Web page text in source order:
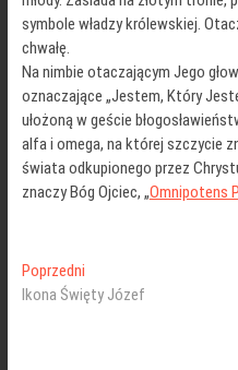
symbole władzy królewskiej.
chwałę.
Na nimbie otaczającym Jego
oznaczające „Jestem, Który
ułożoną w geście
alfa i omega, na której szczycie
świata odkupionego przez
znaczy Bóg Ojciec, „Omnipotens
Nawigacja
wpisu
PoprzedniPoprzedni
wpis:
Ikona Święty Józef